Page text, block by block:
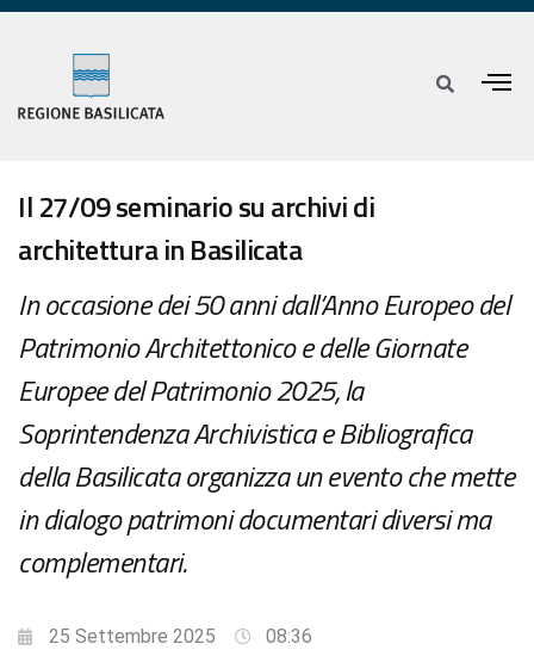
Il 27/09 seminario su archivi di
architettura in Basilicata
In occasione dei 50 anni dall’Anno Europeo del
Patrimonio Architettonico e delle Giornate
Europee del Patrimonio 2025, la
Soprintendenza Archivistica e Bibliografica
della Basilicata organizza un evento che mette
in dialogo patrimoni documentari diversi ma
complementari.
25 Settembre 2025
08:36